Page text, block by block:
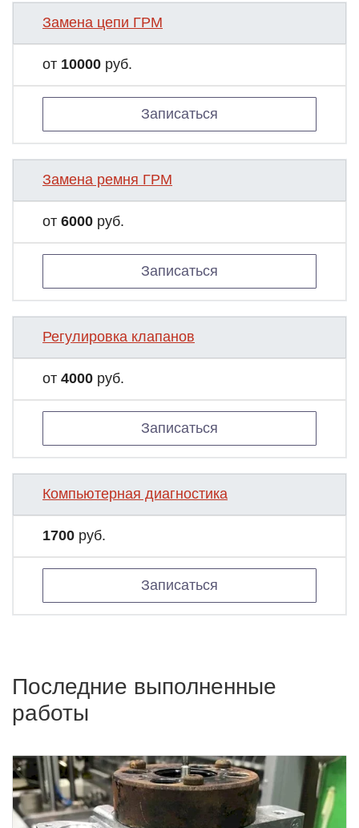
Замена цепи ГРМ
от 10000 руб.
Записаться
Замена ремня ГРМ
от 6000 руб.
Записаться
Регулировка клапанов
от 4000 руб.
Записаться
Компьютерная диагностика
1700 руб.
Записаться
Последние выполненные
работы